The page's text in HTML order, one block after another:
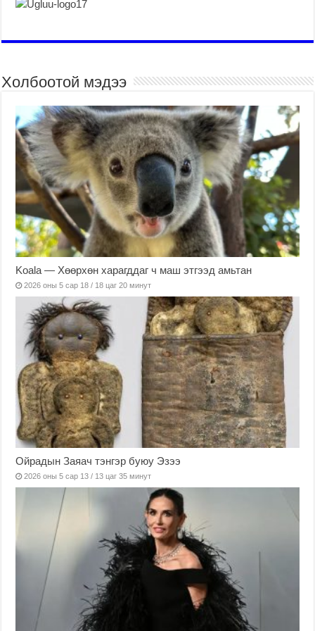
Холбоотой мэдээ
Koala — Хөөрхөн харагддаг ч маш этгээд амьтан
2026 оны 5 сар 18 / 18 цаг 20 минут
Ойрадын Заяач тэнгэр буюу Эзээ
2026 оны 5 сар 13 / 13 цаг 35 минут